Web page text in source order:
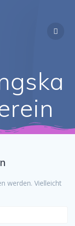
werden. Vielleicht